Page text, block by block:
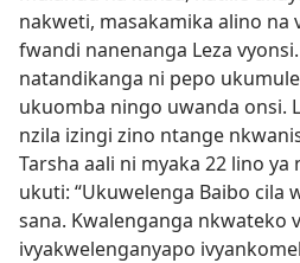
nakweti, masakamika alino na
fwandi nanenanga Leza
natandikanga ni pepo
ukuomba ningo uwanda onsi.
nzila izingi zino ntange
Tarsha aali ni myaka 22 lino
ukuti: “Ukuwelenga Baibo cila
sana. Kwalenganga nkwateko
ivyakwelenganyapo